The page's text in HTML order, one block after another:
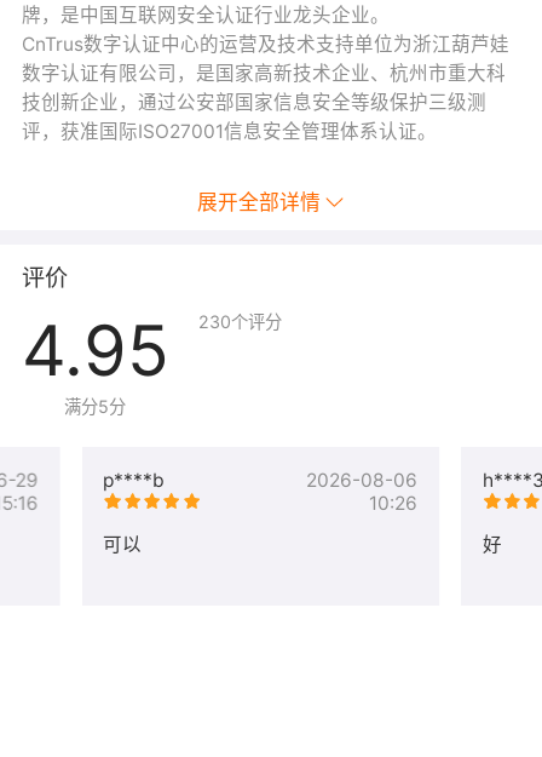
牌，是中国互联网安全认证行业龙头企业。
CnTrus数字认证中心的运营及技术支持单位为浙江葫芦娃
数字认证有限公司，是国家高新技术企业、杭州市重大科
技创新企业，通过公安部国家信息安全等级保护三级测
评，获准国际ISO27001信息安全管理体系认证。
展开全部详情
评价
4.95
满分5分
230个评分
p****b
2026-08-06
10:26
可以
好
29